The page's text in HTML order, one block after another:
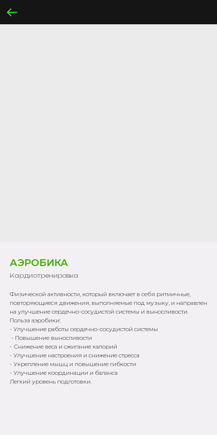
АЭРОБИКА
Кардиотренировка
Физической активности, который включает в себя ритмичные,
повторяющиеся движения, выполняемые под музыку, и направлен
на улучшение сердечно-сосудистой системы и выносливости.
Польза аэробики:
- Улучшение работы сердечно-сосудистой системы
- Повышение выносливости
- Снижение веса и сжигание калорий
- Улучшение настроения и снижение стресса
- Укрепление мышц и повышение гибкости
- Улучшение координации и баланса
Легкий уровень подготовки.